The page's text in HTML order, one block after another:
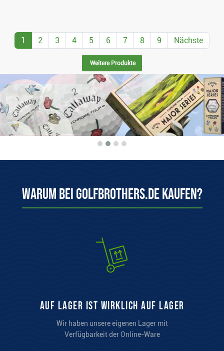
1 2 3 4 5 6 7 8 9 Nächste
Weitere Produkte
Warum bei Golfbrothers.de kaufen?
auf Lager ist wirklich auf Lager
Wir haben unsere eigenen Lager mit
Verfügbarkeit der Online-Ware